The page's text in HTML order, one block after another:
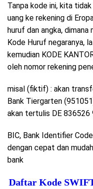
Tanpa kode ini, kita
uang ke rekening di
huruf dan angka, dimana
Kode Huruf negaranya,
kemudian KODE
oleh nomor rekening
misal (fiktif) : akan
Bank Tiergarten
akan tertulis DE
BIC, Bank Identifier
dengan cepat dan
bank
Daftar Kode